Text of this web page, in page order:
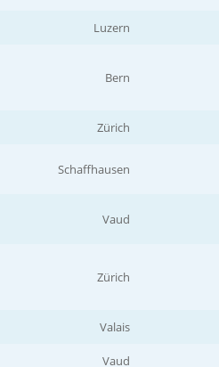
Luzern
Bern
Zürich
Schaffhausen
Vaud
Zürich
Valais
Vaud